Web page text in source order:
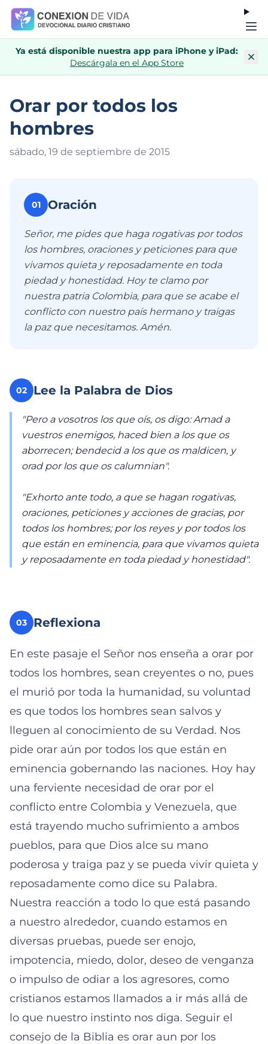
Ya está disponible nuestra app para iPhone y iPad:
Descárgala en el App Store
Orar por todos los
hombres
sábado, 19 de septiembre de 2015
01 Oración
Señor, me pides que haga rogativas por todos
los hombres, oraciones y peticiones para que
vivamos quieta y reposadamente en toda
piedad y honestidad. Hoy te clamo por
nuestra patria Colombia, para que se acabe el
conflicto con nuestro país hermano y traigas
la paz que necesitamos. Amén.
02 Lee la Palabra de Dios
"Pero a vosotros los que oís, os digo: Amad a
vuestros enemigos, haced bien a los que os
aborrecen; bendecid a los que os maldicen, y
orad por los que os calumnian".
"Exhorto ante todo, a que se hagan rogativas,
oraciones, peticiones y acciones de gracias, por
todos los hombres; por los reyes y por todos los
que están en eminencia, para que vivamos quieta
y reposadamente en toda piedad y honestidad".
03 Reflexiona
En este pasaje el Señor nos enseña a orar por
todos los hombres, sean creyentes o no, pues
el murió por toda la humanidad, su voluntad
es que todos los hombres sean salvos y
lleguen al conocimiento de su Verdad. Nos
pide orar aún por todos los que están en
eminencia gobernando las naciones. Hoy hay
una ferviente necesidad de orar por el
conflicto entre Colombia y Venezuela, que
está trayendo mucho sufrimiento a ambos
pueblos, para que Dios alce su mano
poderosa y traiga paz y se pueda vivir quieta y
reposadamente como dice su Palabra.
Nuestra reacción a todo lo que está pasando
a nuestro alrededor, cuando estamos en
diversas pruebas, puede ser enojo,
impotencia, miedo, dolor, deseo de venganza
o impulso de odiar a los agresores, como
cristianos estamos llamados a ir más allá de
lo que nuestro instinto nos diga. Seguir el
consejo de la Biblia es orar aun por los